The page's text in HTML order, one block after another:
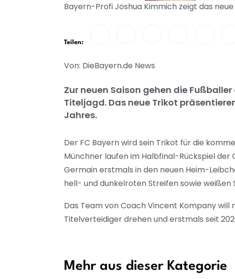
Bayern-Profi Joshua Kimmich zeigt das
Teilen:
Von: DieBayern.de News
Zur neuen Saison gehen die
Titeljagd. Das neue Trikot
Jahres.
Der FC Bayern wird sein Trikot für die
Münchner laufen im Halbfinal-Rückspiel der
Germain erstmals in den neuen Heim-
hell- und dunkelroten Streifen sowie
Das Team von Coach Vincent Kompany will
Titelverteidiger drehen und erstmals seit
Mehr aus dieser Kategorie